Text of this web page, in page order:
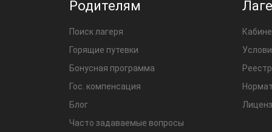
Родителям
Поиск лагеря
Горящие путевки
Бонусная программа
Гос. компенсация
Блог
Часто задаваемые вопросы